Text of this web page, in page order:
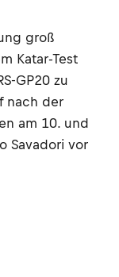
groß
Katar-Test
GP20 zu
nach der
am 10. und
Savadori vor